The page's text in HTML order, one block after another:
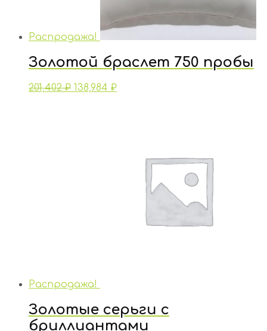
Распродажа!
Золотой браслет 750 пробы
201,402₽ 138,984 ₽
Распродажа!
Золотые серьги с
бриллиантами